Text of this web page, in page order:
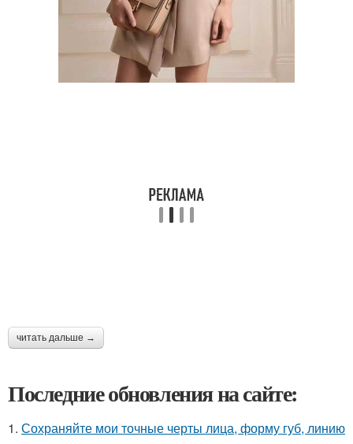
читать дальше →
Последние обновления на сайте:
1. Сохраняйте мои точные черты лица, форму губ, линию